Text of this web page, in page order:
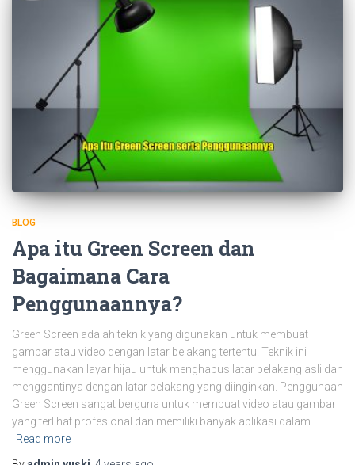
BLOG
Apa itu Green Screen dan
Bagaimana Cara
Penggunaannya?
Green Screen adalah teknik yang digunakan untuk membuat
gambar atau video dengan latar belakang tertentu. Teknik ini
menggunakan layar hijau untuk menghapus latar belakang asli dan
menggantinya dengan latar belakang yang diinginkan. Penggunaan
Green Screen sangat berguna untuk membuat video atau gambar
yang terlihat profesional dan memiliki banyak aplikasi dalam
Read more